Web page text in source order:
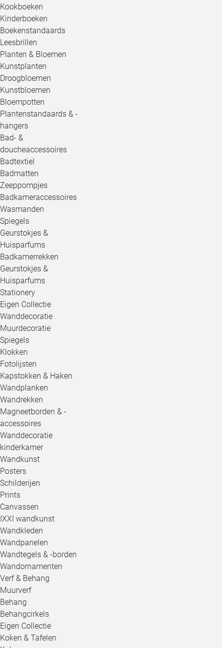
Kookboeken
Kinderboeken
Boekenstandaards
Leesbrillen
Planten & Bloemen
Kunstplanten
Droogbloemen
Kunstbloemen
Bloempotten
Plantenstandaards & -
hangers
Bad- &
doucheaccessoires
Badtextiel
Badmatten
Zeeppompjes
Badkameraccessoires
Wasmanden
Spiegels
Geurstokjes &
Huisparfums
Badkamerrekken
Geurstokjes &
Huisparfums
Stationery
Eigen Collectie
Wanddecoratie
Muurdecoratie
Spiegels
Klokken
Fotolijsten
Kapstokken & Haken
Wandplanken
Wandrekken
Magneetborden & -
accessoires
Wanddecoratie
kinderkamer
Wandkunst
Posters
Schilderijen
Prints
Canvassen
IXXI wandkunst
Wandkleden
Wandpanelen
Wandtegels & -borden
Wandornamenten
Verf & Behang
Muurverf
Behang
Behangcirkels
Eigen Collectie
Koken & Tafelen